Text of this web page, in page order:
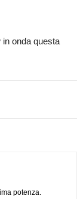
onda questa
potenza.